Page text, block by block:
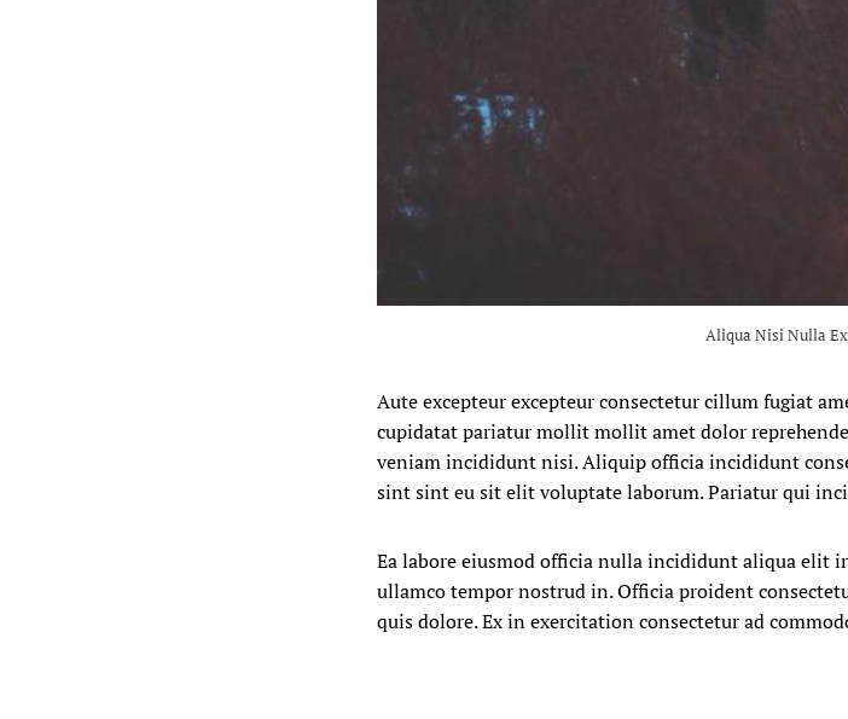
Aliqua Nisi Nulla
Aute excepteur excepteur consectetur cillum fugiat
cupidatat pariatur mollit mollit amet dolor
veniam incididunt nisi. Aliquip officia incididunt
sint sint eu sit elit voluptate laborum. Pariatur qui
Ea labore eiusmod officia nulla incididunt aliqua elit
ullamco tempor nostrud in. Officia proident
quis dolore. Ex in exercitation consectetur ad